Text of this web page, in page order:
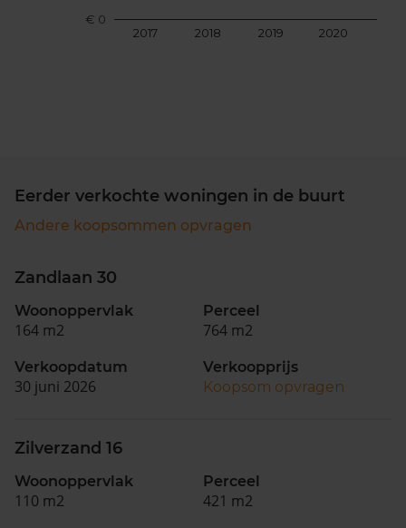
2017 2018 2019 2020
€ 0
Eerder verkochte woningen in de buurt
Andere koopsommen opvragen
Zandlaan 30
Woonoppervlak
164 m2
Perceel
764 m2
Verkoopdatum
30 juni 2026
Verkoopprijs
Koopsom opvragen
Zilverzand 16
Woonoppervlak
110 m2
Perceel
421 m2